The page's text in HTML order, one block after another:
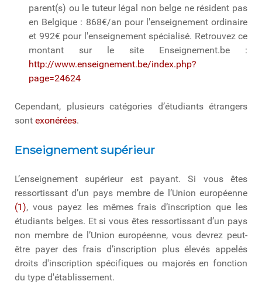
parent(s) ou le tuteur légal non belge ne résident pas
en Belgique : 868€/an pour l'enseignement ordinaire
et 992€ pour l'enseignement spécialisé. Retrouvez ce
montant sur le site Enseignement.be :
http://www.enseignement.be/index.php?
page=24624
Cependant, plusieurs catégories d’étudiants étrangers
sont exonérées.
Enseignement supérieur
L’enseignement supérieur est payant. Si vous êtes
ressortissant d’un pays membre de l’Union européenne
(1), vous payez les mêmes frais d’inscription que les
étudiants belges. Et si vous êtes ressortissant d’un pays
non membre de l’Union européenne, vous devrez peut-
être payer des frais d’inscription plus élevés appelés
droits d'inscription spécifiques ou majorés en fonction
du type d'établissement.